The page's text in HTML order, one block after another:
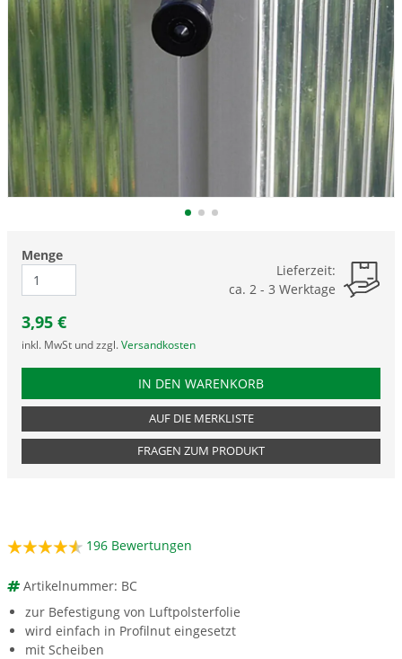
Menge
Lieferzeit:
ca. 2 - 3 Werktage
3,95 €
inkl. MwSt und zzgl. Versandkosten
PRODUKTNUMMER BC
IN DEN WARENKORB
AUF DIE MERKLISTE
FRAGEN ZUM PRODUKT
196 Bewertungen
Artikelnummer: BC
zur Befestigung von Luftpolsterfolie
wird einfach in Profilnut eingesetzt
mit Scheiben